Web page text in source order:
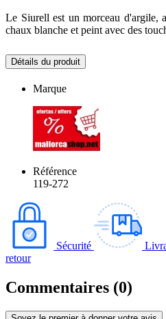
Le Siurell est un morceau d'argile,
chaux blanche et peint avec des
Détails du produit
Marque
Référence
119-272
Sécurité
retour
Commentaires (0)